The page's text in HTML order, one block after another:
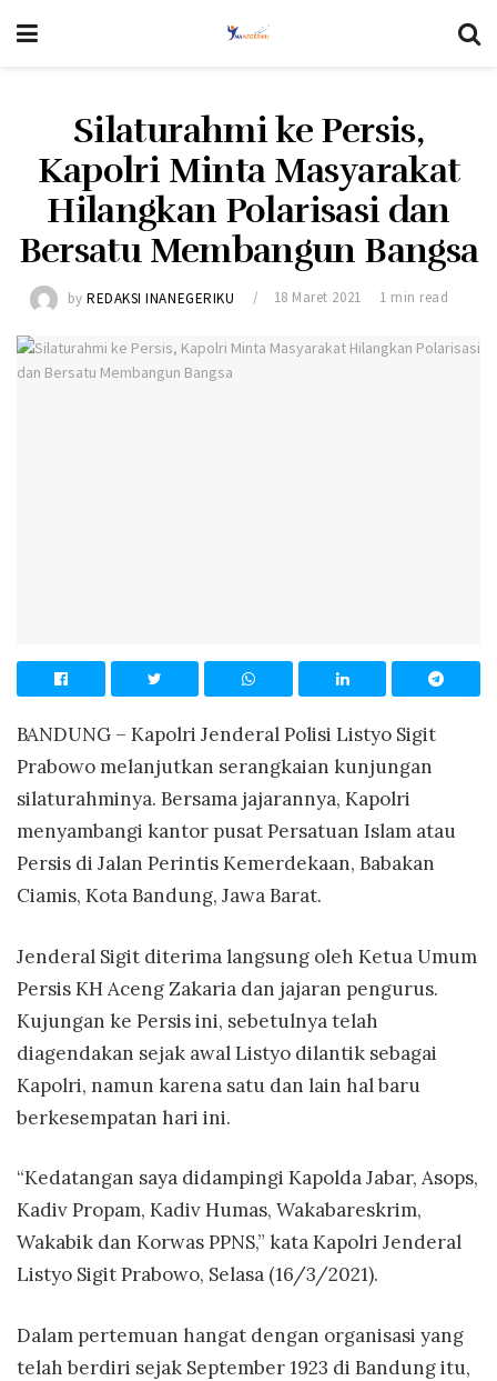
Silaturahmi ke Persis,
Kapolri Minta Masyarakat
Hilangkan Polarisasi dan
Bersatu Membangun Bangsa
by REDAKSI INANEGERIKU 18 Maret 2021 1 min read
BANDUNG – Kapolri Jenderal Polisi Listyo Sigit
Prabowo melanjutkan serangkaian kunjungan
silaturahminya. Bersama jajarannya, Kapolri
menyambangi kantor pusat Persatuan Islam atau
Persis di Jalan Perintis Kemerdekaan, Babakan
Ciamis, Kota Bandung, Jawa Barat.
Jenderal Sigit diterima langsung oleh Ketua Umum
Persis KH Aceng Zakaria dan jajaran pengurus.
Kujungan ke Persis ini, sebetulnya telah
diagendakan sejak awal Listyo dilantik sebagai
Kapolri, namun karena satu dan lain hal baru
berkesempatan hari ini.
“Kedatangan saya didampingi Kapolda Jabar, Asops,
Kadiv Propam, Kadiv Humas, Wakabareskrim,
Wakabik dan Korwas PPNS,” kata Kapolri Jenderal
Listyo Sigit Prabowo, Selasa (16/3/2021).
Dalam pertemuan hangat dengan organisasi yang
telah berdiri sejak September 1923 di Bandung itu,